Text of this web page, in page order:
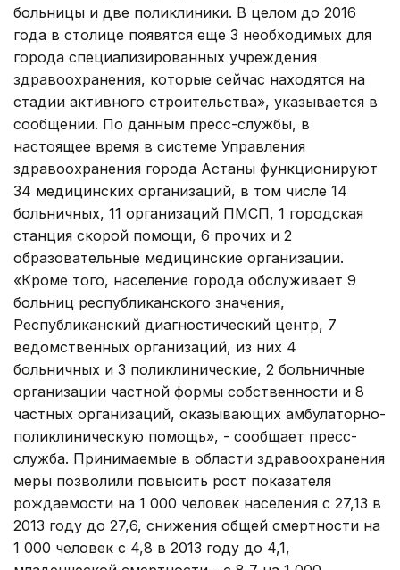
больницы и две поликлиники. В целом до 2016
года в столице появятся еще 3 необходимых для
города специализированных учреждения
здравоохранения, которые сейчас находятся на
стадии активного строительства», указывается в
сообщении. По данным пресс-службы, в
настоящее время в системе Управления
здравоохранения города Астаны функционируют
34 медицинских организаций, в том числе 14
больничных, 11 организаций ПМСП, 1 городская
станция скорой помощи, 6 прочих и 2
образовательные медицинские организации.
«Кроме того, население города обслуживает 9
больниц республиканского значения,
Республиканский диагностический центр, 7
ведомственных организаций, из них 4
больничных и 3 поликлинические, 2 больничные
организации частной формы собственности и 8
частных организаций, оказывающих амбулаторно-
поликлиническую помощь», - сообщает пресс-
служба. Принимаемые в области здравоохранения
меры позволили повысить рост показателя
рождаемости на 1 000 человек населения с 27,13 в
2013 году до 27,6, снижения общей смертности на
1 000 человек с 4,8 в 2013 году до 4,1,